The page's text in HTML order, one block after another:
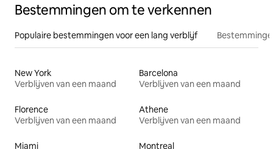
Bestemmingen om te verkennen
Populaire bestemmingen voor een lang verblijf
New York
Verblijven van een maand
Barcelona
Verblijven van een maand
Florence
Verblijven van een maand
Athene
Verblijven van een maand
Miami
Montreal